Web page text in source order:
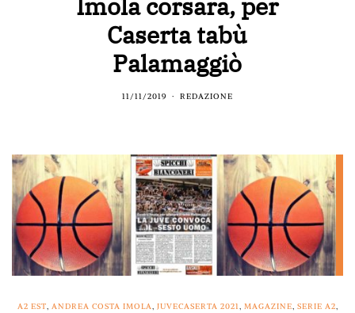
Caserta tabù
Palamaggiò
11/11/2019 REDAZIONE
A2 EST, ANDREA COSTA IMOLA, JUVECASERTA 2021, MAGAZINE, SERIE A2,